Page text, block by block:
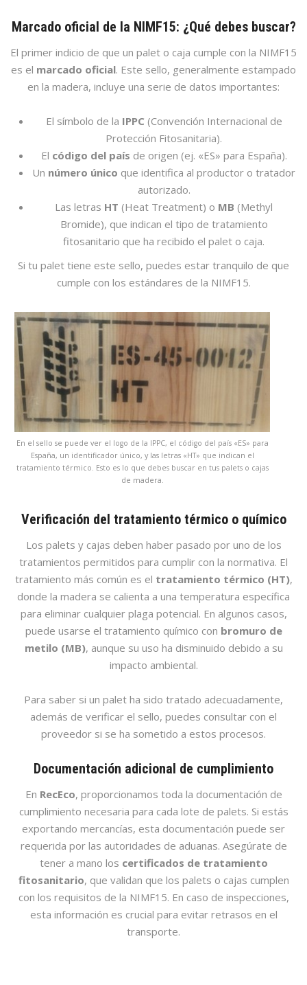
Marcado oficial de la NIMF15: ¿Qué debes buscar?
El primer indicio de que un palet o caja cumple con la NIMF15
es el marcado oficial. Este sello, generalmente estampado
en la madera, incluye una serie de datos importantes:
El símbolo de la IPPC (Convención Internacional de
Protección Fitosanitaria).
El código del país de origen (ej. «ES» para España).
Un número único que identifica al productor o tratador
autorizado.
Las letras HT (Heat Treatment) o MB (Methyl
Bromide), que indican el tipo de tratamiento
fitosanitario que ha recibido el palet o caja.
Si tu palet tiene este sello, puedes estar tranquilo de que
cumple con los estándares de la NIMF15.
En el sello se puede ver el logo de la IPPC, el código del país «ES» para
España, un identificador único, y las letras «HT» que indican el
tratamiento térmico. Esto es lo que debes buscar en tus palets o cajas
de madera.
Verificación del tratamiento térmico o químico
Los palets y cajas deben haber pasado por uno de los
tratamientos permitidos para cumplir con la normativa. El
tratamiento más común es el tratamiento térmico (HT),
donde la madera se calienta a una temperatura específica
para eliminar cualquier plaga potencial. En algunos casos,
puede usarse el tratamiento químico con bromuro de
metilo (MB), aunque su uso ha disminuido debido a su
impacto ambiental.
Para saber si un palet ha sido tratado adecuadamente,
además de verificar el sello, puedes consultar con el
proveedor si se ha sometido a estos procesos.
Documentación adicional de cumplimiento
En RecEco, proporcionamos toda la documentación de
cumplimiento necesaria para cada lote de palets. Si estás
exportando mercancías, esta documentación puede ser
requerida por las autoridades de aduanas. Asegúrate de
tener a mano los certificados de tratamiento
fitosanitario, que validan que los palets o cajas cumplen
con los requisitos de la NIMF15. En caso de inspecciones,
esta información es crucial para evitar retrasos en el
transporte.